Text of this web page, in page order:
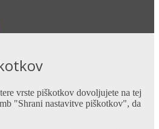
vrste piškotkov dovoljujete na tej
"Shrani nastavitve piškotkov", da